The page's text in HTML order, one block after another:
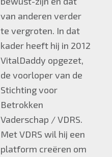
van anderen verder
te vergroten. In dat
kader heeft hij in 2012
VitalDaddy opgezet,
de voorloper van de
Stichting voor
Betrokken
Vaderschap / VDRS.
Met VDRS wil hij een
platform creëren om